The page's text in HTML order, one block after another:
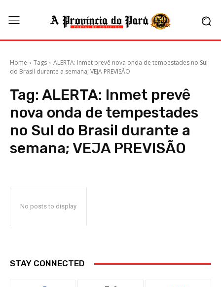
Home Tags
ALERTA: Inmet prevê nova onda de tempestades no Sul
do Brasil durante a semana; VEJA PREVISÃO
Tag: ALERTA: Inmet prevê
nova onda de tempestades
no Sul do Brasil durante a
semana; VEJA PREVISÃO
No posts to display
STAY CONNECTED